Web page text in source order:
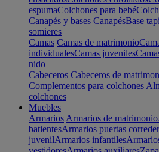
espumaColchones para bebé
Canapés y bases CanapésBase
somieres
Camas Camas de matrimonio
individualesCamas juveniles
nido
Cabeceros Cabeceros de
Complementos para colchones
colchones
Muebles
Armarios Armarios de matrimonio
batientesArmarios puertas
juvenilArmarios infantiles